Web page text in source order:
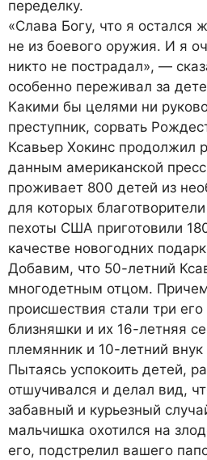
переделку.
«Слава Богу, что я остался
не из боевого оружия. И я
никто не пострадал», —
особенно переживал за
Какими бы целями ни
преступник, сорвать
Ксавьер Хокинс продолжил
данным американской
проживает 800 детей из
для которых
пехоты США приготовили
качестве новогодних
Добавим, что 50-летний
многодетным отцом.
происшествия стали три
близняшки и их 16-летняя
племянник и 10-летний внук
Пытаясь успокоить детей,
отшучивался и делал вид,
забавный и курьезный
мальчишка охотился на
его, подстрелил вашего